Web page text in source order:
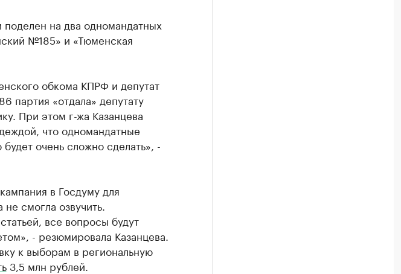
на два одномандатных
№185» и «Тюменская
обкома КПРФ и депутат
партия «отдала» депутату
При этом г-жа Казанцева
что одномандатные
очень сложно сделать», -
в Госдуму для
смогла озвучить.
все вопросы будут
- резюмировала Казанцева.
к выборам в региональную
3,5 млн рублей.